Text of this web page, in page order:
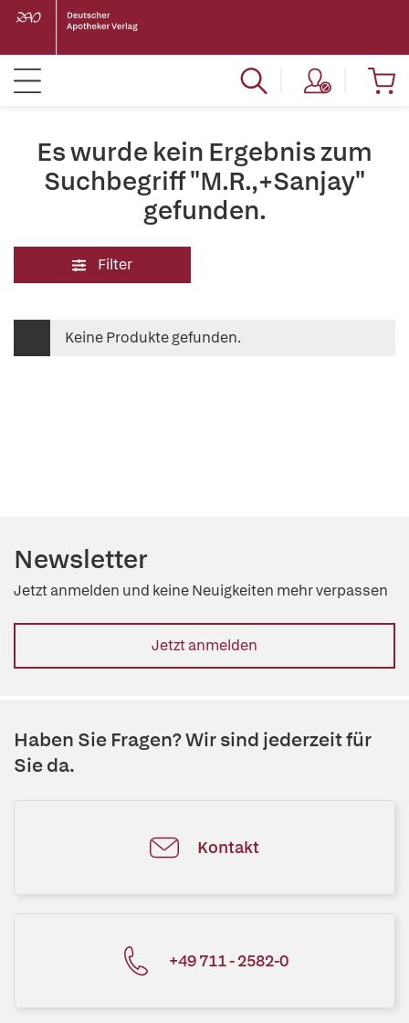
Es wurde kein Ergebnis zum
Suchbegriff "M.R.,+Sanjay"
gefunden.
Filter
Keine Produkte gefunden.
Newsletter
Jetzt anmelden und keine Neuigkeiten mehr verpassen
Jetzt anmelden
Haben Sie Fragen? Wir sind jederzeit für
Sie da.
Kontakt
+49 711 - 2582-0